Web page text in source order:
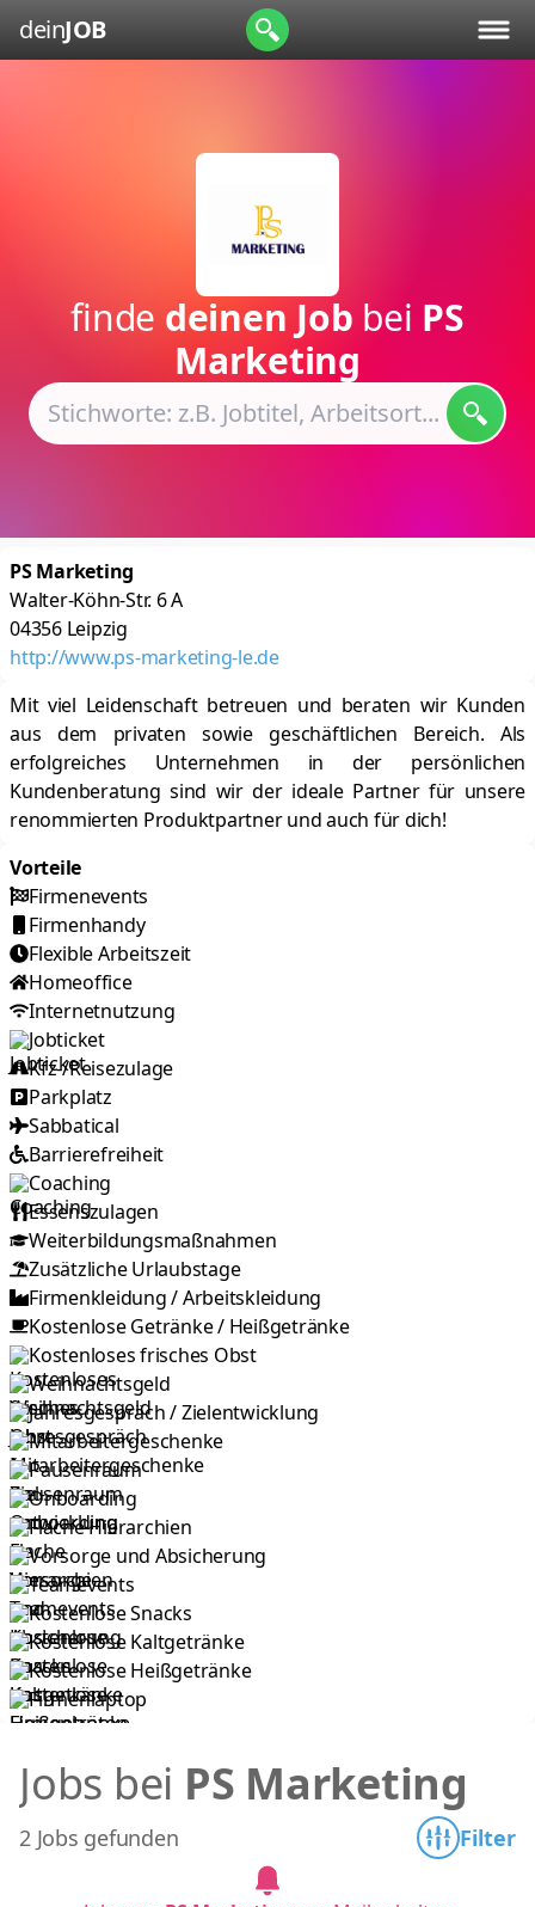
deinJOB
finde deinen Job bei PS
Marketing
PS Marketing
Walter-Köhn-Str. 6 A
04356 Leipzig
http://www.ps-marketing-le.de
Mit viel Leidenschaft betreuen und beraten wir Kunden
aus dem privaten sowie geschäftlichen Bereich. Als
erfolgreiches Unternehmen in der persönlichen
Kundenberatung sind wir der ideale Partner für unsere
renommierten Produktpartner und auch für dich!
Vorteile
Firmenevents
Firmenhandy
Flexible Arbeitszeit
Homeoffice
Internetnutzung
Jobticket
Kfz-/Reisezulage
Parkplatz
Sabbatical
Barrierefreiheit
Coaching
Essenszulagen
Weiterbildungsmaßnahmen
Zusätzliche Urlaubstage
Firmenkleidung / Arbeitskleidung
Kostenlose Getränke / Heißgetränke
Kostenloses frisches Obst
Weihnachtsgeld
Jahresgespräch / Ziel­entwicklung
Mitarbeitergeschenke
Pausenraum
Onboarding
Flache Hierarchien
Vorsorge und Absicherung
Teamevents
Kostenlose Snacks
Kostenlose Kaltgetränke
Kostenlose Heißgetränke
Firmenlaptop
Jobs bei PS Marketing
2 Jobs gefunden Filter